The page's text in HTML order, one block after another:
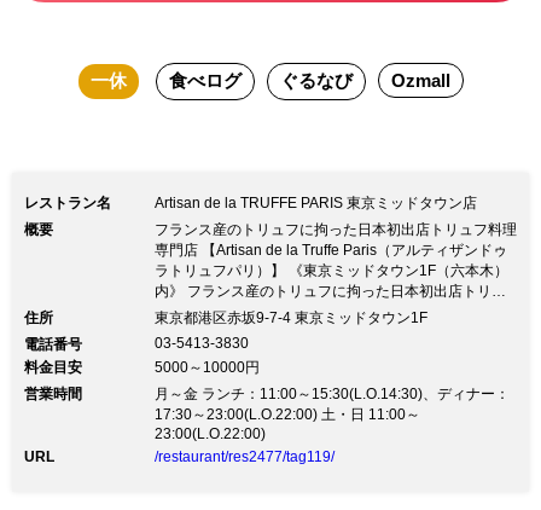
一休
食べログ ぐるなび Ozmall
レストラン名
Artisan de la TRUFFE PARIS 東京ミッドタウン店
概要
フランス産のトリュフに拘った日本初出店トリュフ料理
専門店 【Artisan de la Truffe Paris（アルティザンドゥ
ラトリュフパリ）】 《東京ミッドタウン1F（六本木）
内》 フランス産のトリュフに拘った日本初出店トリュ
フ料理専門店 【Artisan de la Truffe Paris（アルティザ
本木）内》パリに店舗を構るトリュフ専門店の日本旗艦
店。 類稀なる素晴らしい味と香りで、希少価値の高い
オーガニックトリュフを贅沢に使ったお料理をご堪能頂
けます。 店内とテラスのソファー席からミッドタウン
ガーデンの四季折々の景色を臨む最高のロケーションで
お楽しみ頂けます。 店内ではトリュフ塩やトリュフオ
住所
東京都港区赤坂9-7-4 東京ミッドタウン1F
電話番号
03-5413-3830
料金目安
5000～10000円
営業時間
月～金 ランチ：11:00～15:30(L.O.14:30)、ディナー：
17:30～23:00(L.O.22:00) 土・日 11:00～
23:00(L.O.22:00)
URL
/restaurant/res2477/tag119/